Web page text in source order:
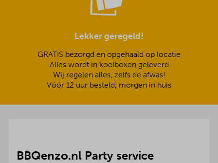
Lekker geregeld!
GRATIS bezorgd en opgehaald op locatie
Alles wordt in koelboxen geleverd
Wij regelen alles, zelfs de afwas!
Vóór 12 uur besteld, morgen in huis
BBQenzo.nl Party service